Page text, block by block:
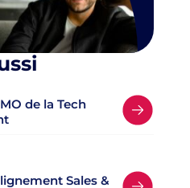
de la Tech
Sales &